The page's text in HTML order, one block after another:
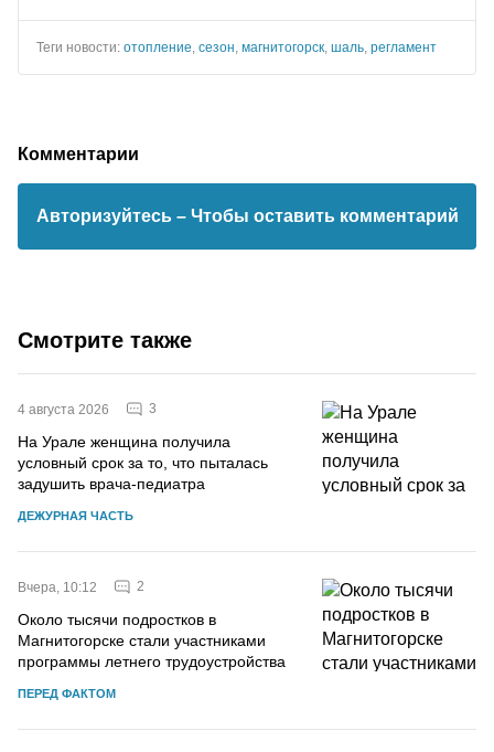
Теги новости: отопление сезон магнитогорск шаль регламент
Комментарии
Авторизуйтесь – Чтобы оставить комментарий
Смотрите также
4 августа 2026 3
На Урале женщина получила
условный срок за то, что пыталась
задушить врача-педиатра
ДЕЖУРНАЯ ЧАСТЬ
Вчера, 10:12 2
Около тысячи подростков в
Магнитогорске стали участниками
программы летнего трудоустройства
ПЕРЕД ФАКТОМ